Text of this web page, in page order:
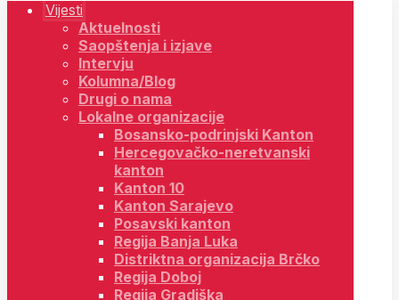
Vijesti
Aktuelnosti
Saopštenja i izjave
Intervju
Kolumna/Blog
Drugi o nama
Lokalne organizacije
Bosansko-podrinjski Kanton
Hercegovačko-neretvanski
kanton
Kanton 10
Kanton Sarajevo
Posavski kanton
Regija Banja Luka
Distriktna organizacija Brčko
Regija Doboj
Regija Gradiška